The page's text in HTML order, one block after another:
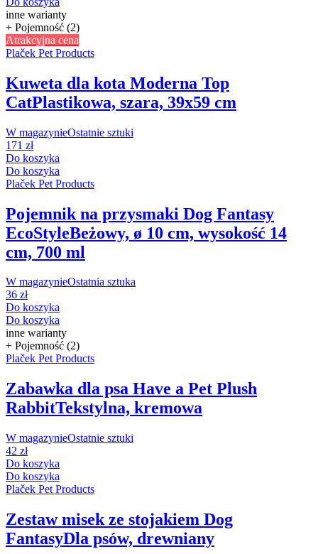
inne warianty
+ Pojemność (2)
Atrakcyjna cena
Plaček Pet Products
Kuweta dla kota Moderna Top
CatPlastikowa, szara, 39x59 cm
W magazynieOstatnie sztuki
171 zł
Do koszyka
Do koszyka
Plaček Pet Products
Pojemnik na przysmaki Dog Fantasy
EcoStyleBeżowy, ø 10 cm, wysokość 14
cm, 700 ml
W magazynieOstatnia sztuka
36 zł
Do koszyka
Do koszyka
inne warianty
+ Pojemność (2)
Plaček Pet Products
Zabawka dla psa Have a Pet Plush
RabbitTekstylna, kremowa
W magazynieOstatnie sztuki
42 zł
Do koszyka
Do koszyka
Plaček Pet Products
Zestaw misek ze stojakiem Dog
FantasyDla psów, drewniany